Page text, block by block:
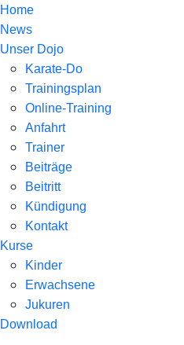
Home
News
Unser Dojo
Karate-Do
Trainingsplan
Online-Training
Anfahrt
Trainer
Beiträge
Beitritt
Kündigung
Kontakt
Kurse
Kinder
Erwachsene
Jukuren
Download